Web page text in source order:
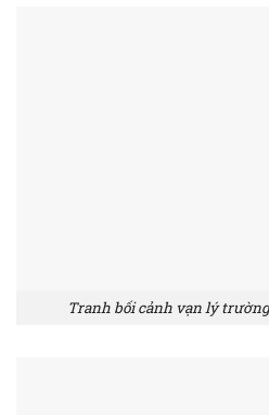
Tranh bối cảnh vạn lý